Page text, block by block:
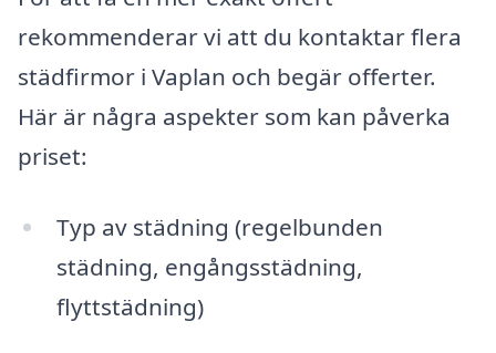
rekommenderar vi att du kontaktar flera
städfirmor i Vaplan och begär offerter.
Här är några aspekter som kan påverka
priset:
Typ av städning (regelbunden
städning, engångsstädning,
flyttstädning)